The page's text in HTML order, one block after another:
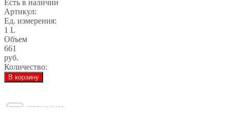
Есть в наличии
Артикул:
Ед. измерения:
1 L
Объем
661
руб.
Количество:
В корзину